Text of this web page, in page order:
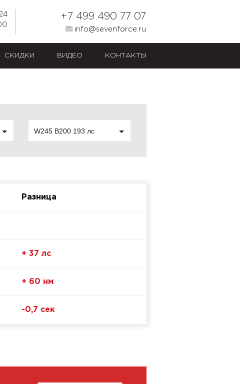
+7 499 490 77 07
info@sevenforce.ru
СКИДКИ ВИДЕО КОНТАКТЫ
W245 B200 193 лс
Разница
+ 37 лс
+ 60 нм
-0,7 сек